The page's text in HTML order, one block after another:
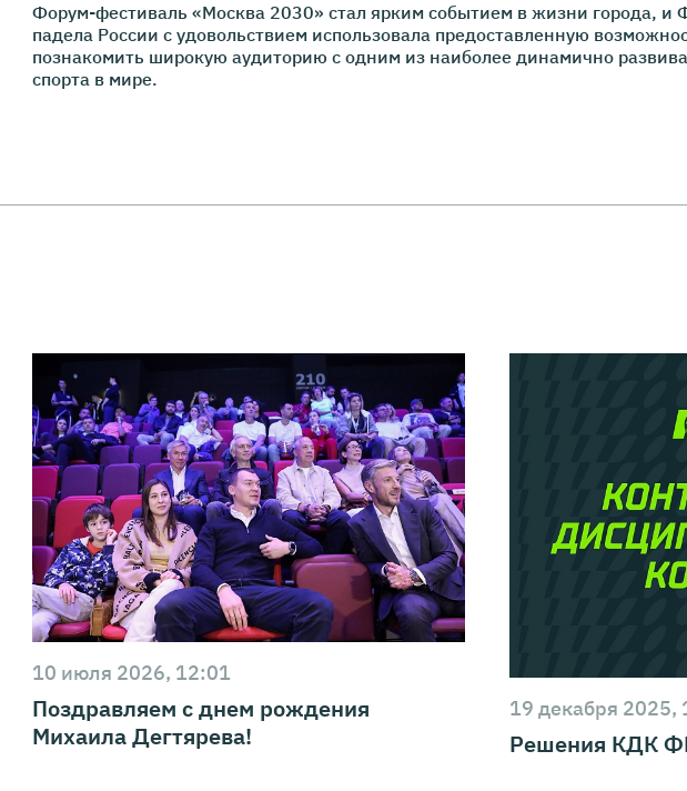
Форум-фестиваль «Москва 2030» стал ярким событием в жизни города, и
падела России с удовольствием использовала предоставленную
познакомить широкую аудиторию с одним из наиболее динамично
спорта в мире.
10 июля 2026, 12:01
Поздравляем с днем рождения
Михаила Дегтярева!
19 декабря 2025,
Решения КДК